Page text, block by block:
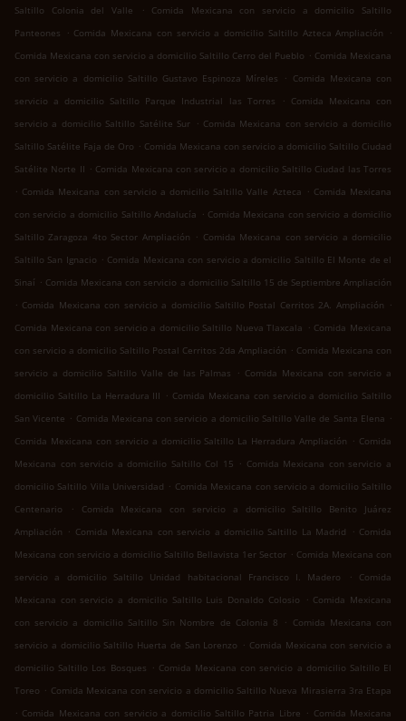
Saltillo Colonia del Valle
.
Comida Mexicana con servicio a domicilio Saltillo
Panteones
. Comida Mexicana con servicio a domicilio Saltillo Azteca Ampliación
.
Comida Mexicana con servicio a domicilio Saltillo Cerro del Pueblo . Comida Mexicana
con servicio a domicilio Saltillo Gustavo Espinoza Míreles
. Comida Mexicana con
servicio a domicilio Saltillo Parque Industrial las Torres
. Comida Mexicana con
servicio a domicilio Saltillo Satélite Sur . Comida Mexicana con servicio a domicilio
Saltillo Satélite Faja de Oro . Comida Mexicana con servicio a domicilio Saltillo Ciudad
Satélite Norte II . Comida Mexicana con servicio a domicilio Saltillo Ciudad las Torres
. Comida Mexicana con servicio a domicilio Saltillo Valle Azteca . Comida Mexicana
con servicio a domicilio Saltillo Andalucía . Comida Mexicana con servicio a domicilio
Saltillo Zaragoza 4to Sector Ampliación . Comida Mexicana con servicio a domicilio
Saltillo San Ignacio . Comida Mexicana con servicio a domicilio Saltillo El Monte de el
Sinaí . Comida Mexicana con servicio a domicilio Saltillo 15 de Septiembre Ampliación
. Comida Mexicana con servicio a domicilio Saltillo Postal Cerritos 2A. Ampliación .
Comida Mexicana con servicio a domicilio Saltillo Nueva Tlaxcala . Comida Mexicana
con servicio a domicilio Saltillo Postal Cerritos 2da Ampliación . Comida Mexicana con
servicio a domicilio Saltillo Valle de las Palmas
. Comida Mexicana con servicio a
domicilio Saltillo La Herradura III . Comida Mexicana con servicio a domicilio Saltillo
San Vicente . Comida Mexicana con servicio a domicilio Saltillo Valle de Santa Elena .
Comida Mexicana con servicio a domicilio Saltillo La Herradura Ampliación . Comida
Mexicana con servicio a domicilio Saltillo Col 15 . Comida Mexicana con servicio a
domicilio Saltillo Villa Universidad . Comida Mexicana con servicio a domicilio Saltillo
Centenario
.
Comida Mexicana con servicio a domicilio Saltillo Benito Juárez
Ampliación . Comida Mexicana con servicio a domicilio Saltillo La Madrid . Comida
Mexicana con servicio a domicilio Saltillo Bellavista 1er Sector . Comida Mexicana con
servicio a domicilio Saltillo Unidad habitacional Francisco I. Madero
.
Comida
Mexicana con servicio a domicilio Saltillo Luis Donaldo Colosio
. Comida Mexicana
con servicio a domicilio Saltillo Sin Nombre de Colonia 8
. Comida Mexicana con
servicio a domicilio Saltillo Huerta de San Lorenzo . Comida Mexicana con servicio a
domicilio Saltillo Los Bosques . Comida Mexicana con servicio a domicilio Saltillo El
Toreo . Comida Mexicana con servicio a domicilio Saltillo Nueva Mirasierra 3ra Etapa
. Comida Mexicana con servicio a domicilio Saltillo Patria Libre . Comida Mexicana